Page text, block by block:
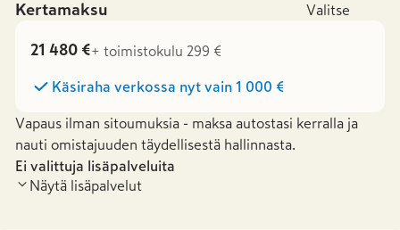
Kertamaksu Valitse
21 480 €+ toimistokulu 299 €
Käsiraha verkossa nyt vain 1 000 €
Vapaus ilman sitoumuksia - maksa autostasi kerralla ja
nauti omistajuuden täydellisestä hallinnasta.
Ei valittuja lisäpalveluita
Näytä lisäpalvelut